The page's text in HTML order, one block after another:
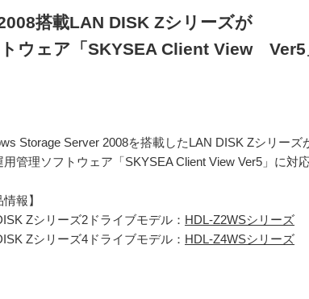
搭載LAN DISK Zシリーズが
ウェア「SKYSEA Client View Ver5
Storage Server 2008を搭載したLAN DISK Zシリーズ
用管理ソフトウェア「SKYSEA Client View Ver5」に対
情報】
Zシリーズ2ドライブモデル： HDL-Z2WSシリーズ
Zシリーズ4ドライブモデル： HDL-Z4WSシリーズ